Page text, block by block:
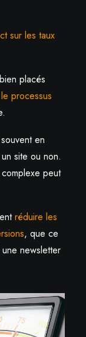
sur les taux
placés
processus
en
site ou non.
peut
réduire les
, que ce
newsletter